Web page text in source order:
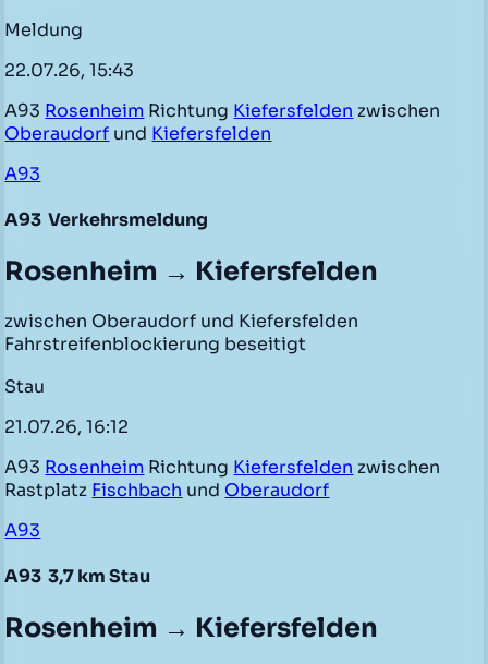
Meldung
22.07.26, 15:43
A93 Rosenheim Richtung Kiefersfelden zwischen
Oberaudorf und Kiefersfelden
A93
A93 Verkehrsmeldung
Rosenheim → Kiefersfelden
zwischen Oberaudorf und Kiefersfelden
Fahrstreifenblockierung beseitigt
Stau
21.07.26, 16:12
A93 Rosenheim Richtung Kiefersfelden zwischen
Rastplatz Fischbach und Oberaudorf
A93
A93 3,7 km Stau
Rosenheim → Kiefersfelden